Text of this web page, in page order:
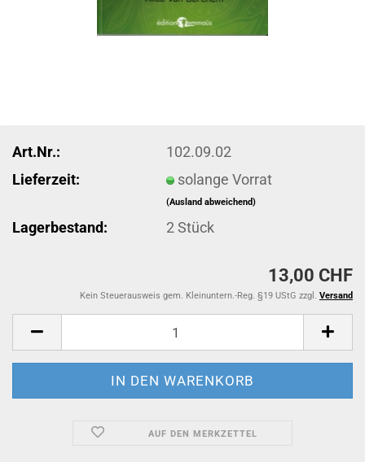
Art.Nr.:
102.09.02
Lieferzeit:
solange Vorrat
(Ausland abweichend)
Lagerbestand: 2Stück
13,00 CHF
Kein Steuerausweis gem. Kleinuntern.-Reg. §19 UStG zzgl. Versand
AUF DEN MERKZETTEL